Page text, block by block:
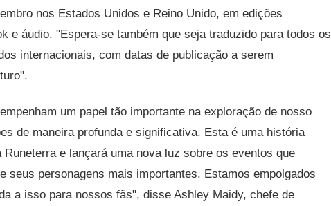
nos Estados Unidos e Reino Unido, em edições
e áudio. "Espera-se também que seja traduzido para todos os
internacionais, com datas de publicação a serem
um papel tão importante na exploração de nosso
de maneira profunda e significativa. Esta é uma história
Runeterra e lançará uma nova luz sobre os eventos que
seus personagens mais importantes. Estamos empolgados
a isso para nossos fãs", disse Ashley Maidy, chefe de